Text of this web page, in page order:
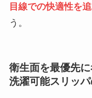
目線での快適性を
う。
衛生面を最優先
洗濯可能スリッ